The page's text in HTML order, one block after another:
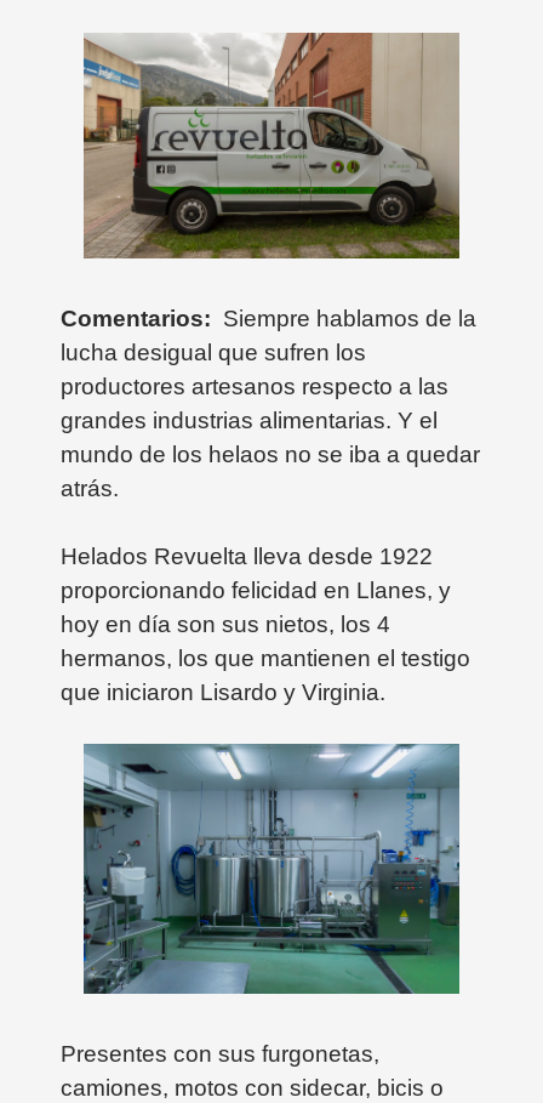
Comentarios: Siempre hablamos de la
lucha desigual que sufren los
productores artesanos respecto a las
grandes industrias alimentarias. Y el
mundo de los helaos no se iba a quedar
atrás.
Helados Revuelta lleva desde 1922
proporcionando felicidad en Llanes, y
hoy en día son sus nietos, los 4
hermanos, los que mantienen el testigo
que iniciaron Lisardo y Virginia.
Presentes con sus furgonetas,
camiones, motos con sidecar, bicis o